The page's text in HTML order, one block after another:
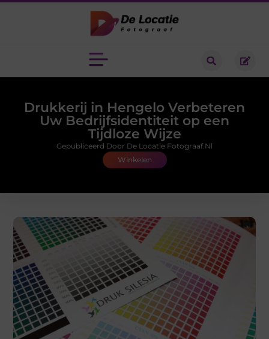
Drukkerij in Hengelo Verbeteren
Uw Bedrijfsidentiteit op een
Tijdloze Wijze
Winkelen
Gepubliceerd Door De Locatie Fotograaf.nl